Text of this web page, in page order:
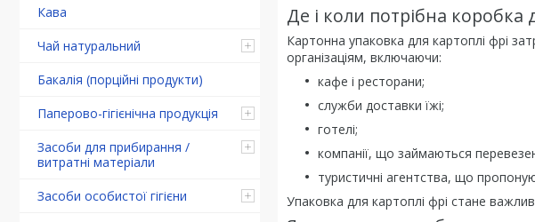
Кава
Чай натуральний
Бакалія (порційні продукти)
Паперово-гігієнічна продукція
Засоби для прибирання /
витратні матеріали
Засоби особистої гігієни
Де і коли потрібна коробка
Картонна упаковка для картоплі фрі
організаціям, включаючи:
кафе і ресторани;
служби доставки їжі;
готелі;
компанії, що займаються
туристичні агентства, що
Упаковка для картоплі фрі стане